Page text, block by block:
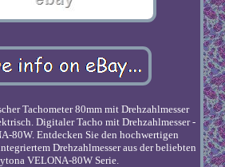
Tachometer 80mm mit Drehzahlmesser
Digitaler Tacho mit Drehzahlmesser -
80W. Entdecken Sie den hochwertigen
Drehzahlmesser aus der beliebten
VELONA-80W Serie.